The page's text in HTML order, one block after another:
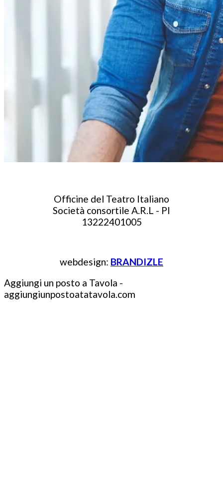
Officine del Teatro Italiano
Società consortile A.R.L - PI
13222401005
webdesign: BRANDIZLE
Aggiungi un posto a Tavola -
aggiungiunpostoatatavola.com